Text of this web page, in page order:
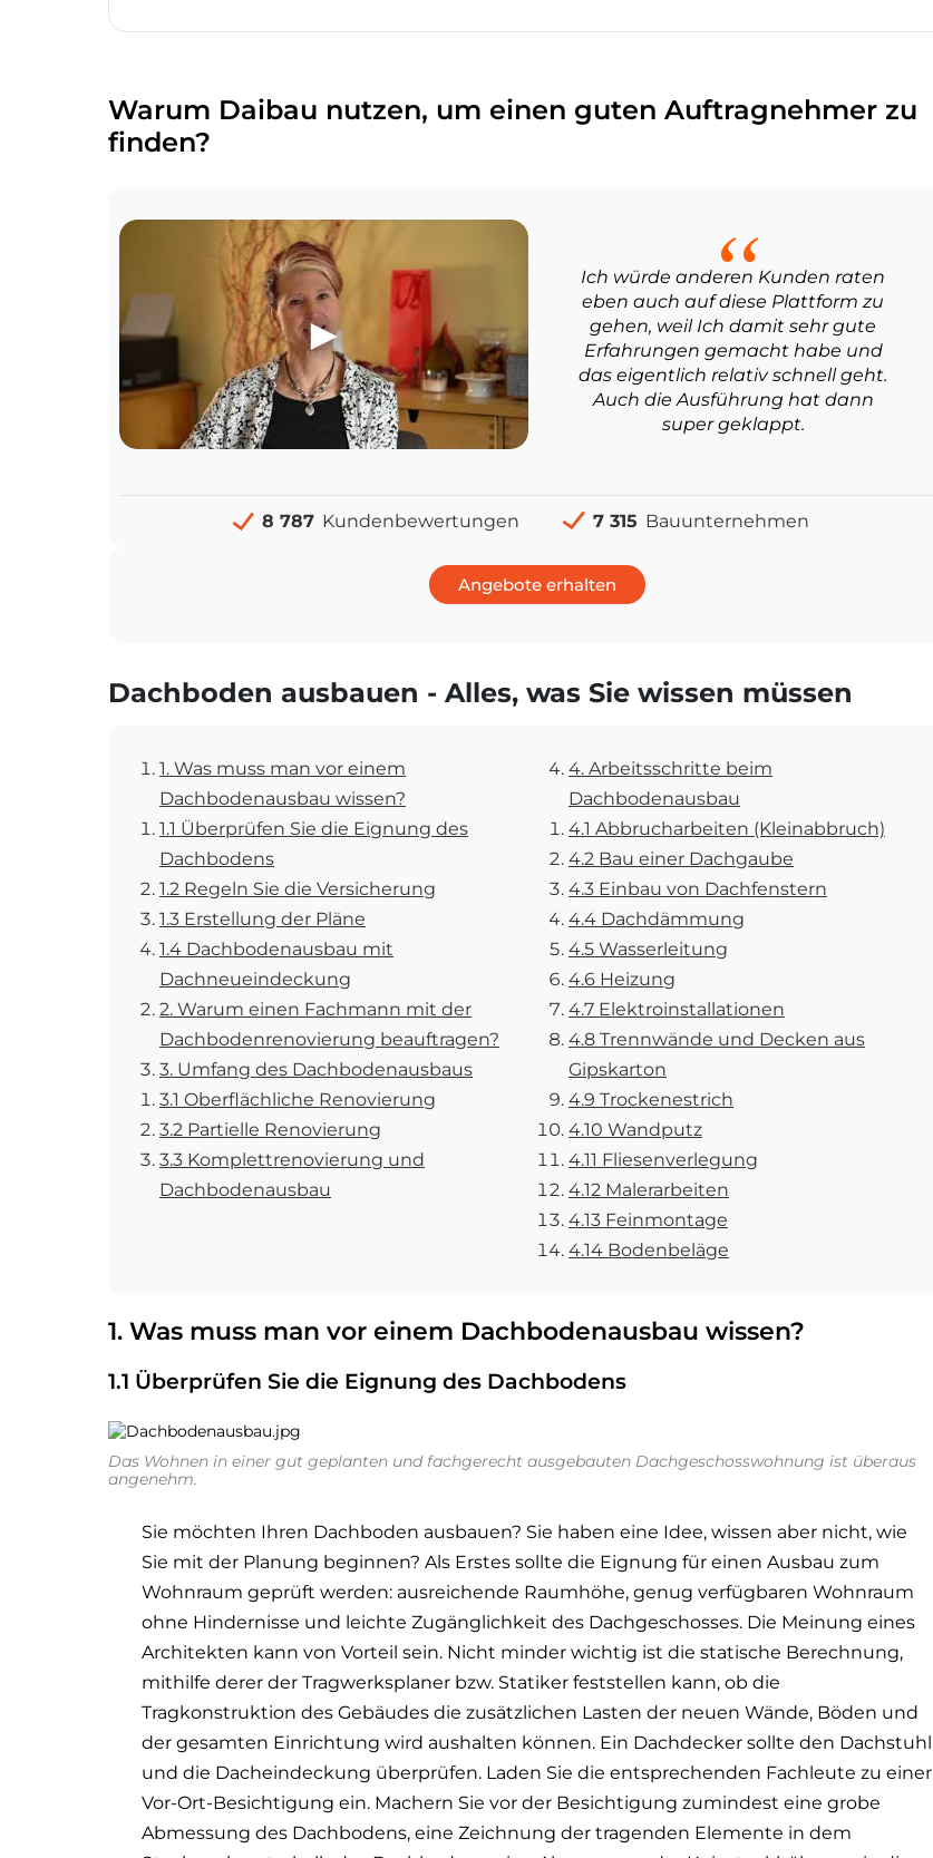
Warum Daibau nutzen, um einen guten Auftragnehmer zu
finden?
Ich würde anderen Kunden raten
eben auch auf diese Plattform zu
gehen, weil Ich damit sehr gute
Erfahrungen gemacht habe und
das eigentlich relativ schnell geht.
Auch die Ausführung hat dann
super geklappt.
8 787 Kundenbewertungen 7 315 Bauunternehmen
Angebote erhalten
Dachboden ausbauen - Alles, was Sie wissen müssen
1. Was muss man vor einem
Dachbodenausbau wissen?
1.1 Überprüfen Sie die Eignung des
Dachbodens
1.2 Regeln Sie die Versicherung
1.3 Erstellung der Pläne
1.4 Dachbodenausbau mit
Dachneueindeckung
2. Warum einen Fachmann mit der
Dachbodenrenovierung beauftragen?
3. Umfang des Dachbodenausbaus
3.1 Oberflächliche Renovierung
3.2 Partielle Renovierung
3.3 Komplettrenovierung und
Dachbodenausbau
4. Arbeitsschritte beim
Dachbodenausbau
4.1 Abbrucharbeiten (Kleinabbruch)
4.2 Bau einer Dachgaube
4.3 Einbau von Dachfenstern
4.4 Dachdämmung
4.5 Wasserleitung
4.6 Heizung
4.7 Elektroinstallationen
4.8 Trennwände und Decken aus
Gipskarton
4.9 Trockenestrich
4.10 Wandputz
4.11 Fliesenverlegung
4.12 Malerarbeiten
4.13 Feinmontage
4.14 Bodenbeläge
1. Was muss man vor einem Dachbodenausbau wissen?
1.1 Überprüfen Sie die Eignung des Dachbodens
Das Wohnen in einer gut geplanten und fachgerecht ausgebauten Dachgeschosswohnung ist überaus
angenehm.
Sie möchten Ihren Dachboden ausbauen? Sie haben eine Idee, wissen aber nicht, wie
Sie mit der Planung beginnen? Als Erstes sollte die Eignung für einen Ausbau zum
Wohnraum geprüft werden: ausreichende Raumhöhe, genug verfügbaren Wohnraum
ohne Hindernisse und leichte Zugänglichkeit des Dachgeschosses. Die Meinung eines
Architekten kann von Vorteil sein. Nicht minder wichtig ist die statische Berechnung,
mithilfe derer der Tragwerksplaner bzw. Statiker feststellen kann, ob die
Tragkonstruktion des Gebäudes die zusätzlichen Lasten der neuen Wände, Böden und
der gesamten Einrichtung wird aushalten können. Ein Dachdecker sollte den Dachstuhl
und die Dacheindeckung überprüfen. Laden Sie die entsprechenden Fachleute zu einer
Vor-Ort-Besichtigung ein. Machern Sie vor der Besichtigung zumindest eine grobe
Abmessung des Dachbodens, eine Zeichnung der tragenden Elemente in dem